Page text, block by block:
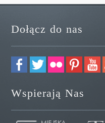
Dołącz do nas
Wspierają Nas